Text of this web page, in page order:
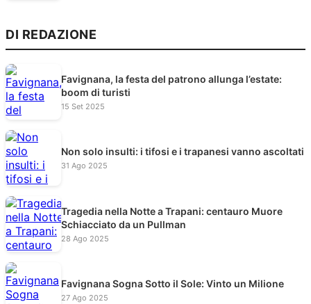
DI REDAZIONE
Favignana, la festa del patrono allunga l’estate:
boom di turisti
15 Set 2025
Non solo insulti: i tifosi e i trapanesi vanno ascoltati
31 Ago 2025
Tragedia nella Notte a Trapani: centauro Muore
Schiacciato da un Pullman
28 Ago 2025
Favignana Sogna Sotto il Sole: Vinto un Milione
27 Ago 2025